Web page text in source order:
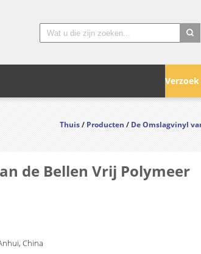
Thuis/Producten/De Omslagvinyl
de Bellen Vrij Polymeer
China